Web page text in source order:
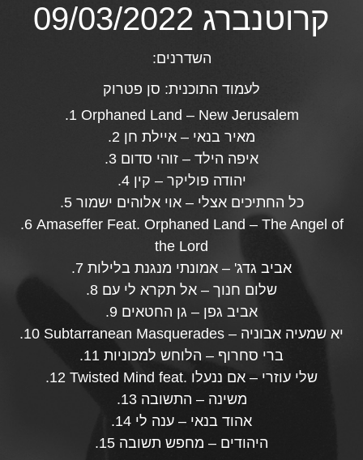
קרוטנברג 09/03/2022
השדרנים:
לעמוד התוכנית: סן פטרוק
.1 Orphaned Land – New Jerusalem
.2 מאיר בנאי – איילת חן
.3 איפה הילד – זוהי סדום
.4 יהודה פוליקר – קין
.5 כל החתיכים אצלי – אוי אלוהים ישמור
.6 Amaseffer Feat. Orphaned Land – The Angel of
the Lord
.7 אביב גדג' – אמונתי מנגנת בלילות
.8 שלום חנוך – אל תקרא לי עם
.9 אביב גפן – גן החטאים
.10 Subtarranean Masquerades – יא שמעיה אבוניה
.11 ברי סחרוף – הלוחש למכוניות
.12 Twisted Mind feat. שלי עוזרי – אם ננעלו
.13 משינה – התשובה
.14 אהוד בנאי – ענה לי
.15 היהודים – מחפש תשובה